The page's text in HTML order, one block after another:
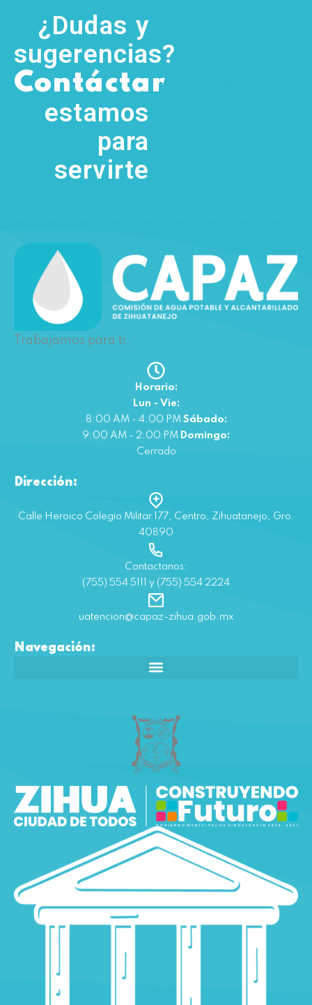
¿Dudas y
sugerencias?
Contáctanos
estamos
para
servirte
Trabajamos para ti.
Horario:
Lun - Vie:
8:00 AM - 4:00 PM Sábado:
9:00 AM - 2:00 PM Domingo:
Cerrado
Dirección:
Calle Heroico Colegio Militar 177, Centro, Zihuatanejo, Gro.
40890
Contactanos:
(755) 554 5111 y (755) 554 2224
uatencion@capaz-zihua.gob.mx
Navegación: